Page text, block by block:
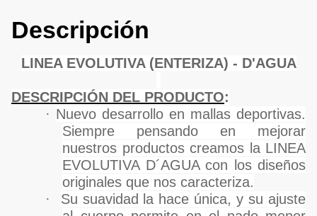
Descripción
LINEA EVOLUTIVA (ENTERIZA) - D'AGUA
DESCRIPCIÓN DEL PRODUCTO:
· Nuevo desarrollo en mallas deportivas.
Siempre pensando en mejorar
nuestros productos creamos la LINEA
EVOLUTIVA D´AGUA con los diseños
originales que nos caracteriza.
·
Su suavidad la hace única, y su ajuste